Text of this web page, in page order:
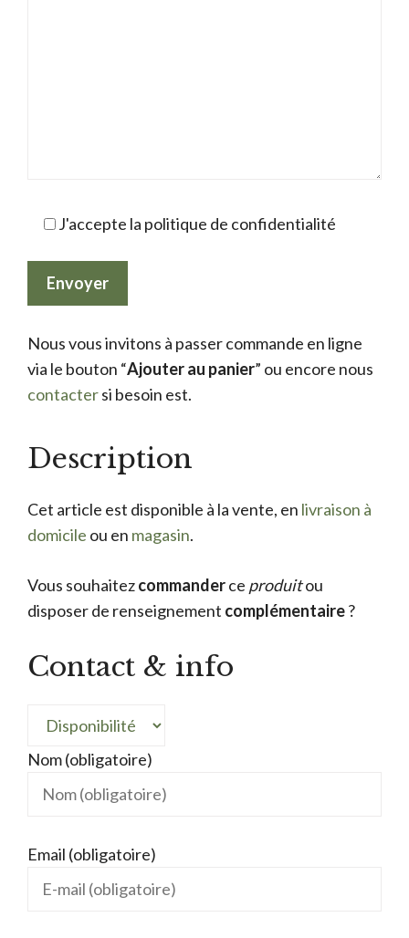
J'accepte la politique de confidentialité
Nous vous invitons à passer commande en ligne
via le bouton “Ajouter au panier” ou encore nous
contactersi besoin est.
Description
Cet article est disponible à la vente, en livraison à
domicile ou en magasin.
Vous souhaitezcommanderce produitou
disposer de renseignement complémentaire?
Contact & info
Nom (obligatoire)
Email (obligatoire)